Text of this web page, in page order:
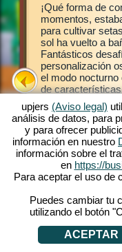
en
Free
en el
¡Qué forma de
momentos,
para cultivar
sol ha vuelto a
Fantásticos
personalización
el modo
de
exitoso juego
ordenador. La
provee la misma
que ya conocéis
cultivad vuestros
ricos bienes para
gratis ahora y
upjers (Aviso legal)
análisis de datos, para
y para ofrecer
información en nuestro
información sobre el
en https://
Para aceptar el uso de
Puedes cambiar tu
utilizando el botón
ACEPTAR